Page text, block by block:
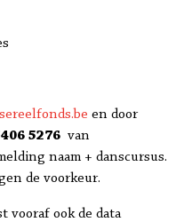
en door
5276 van
naam + danscursus.
de voorkeur.
vooraf ook de data